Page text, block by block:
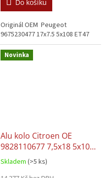
Do košíku
Originál OEM Peugeot
9675230477 17x7.5 5x108 ET47
Novinka
Alu kolo Citroen OE
9828110677 7,5x18 5x108
ET49
Skladem (>5 ks)